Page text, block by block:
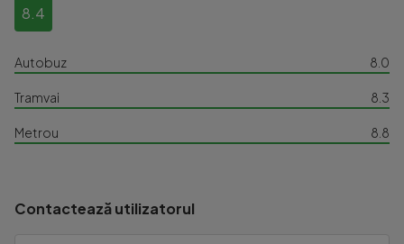
8.4
Autobuz 8.0
Tramvai 8.3
Metrou 8.8
Contactează utilizatorul